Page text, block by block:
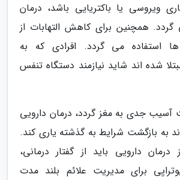
ویروسی یا باکتریایی باشد، درمان
گردد. همچنین برای کاهش التهابات از
ها استفاده می گردد. افرادی که به
شده اند شاید نیازمند دستگاه تنفس
آسیب جدی به مغز گردد، درمان دارویی
به بازگشت شرایط به گذشته یاری کند.
دارویی باید از گفتار درمانی،
برای مدیریت علائم بلند مدت